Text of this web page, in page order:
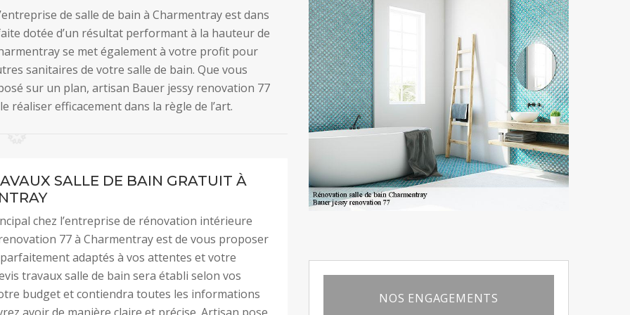
de salle de bain à Charmentray est dans
dotée d’un résultat performant à la hauteur de
se met également à votre profit pour
sanitaires de votre salle de bain. Que vous
sur un plan, artisan Bauer jessy renovation 77
réaliser efficacement dans la règle de l’art.
SALLE DE BAIN GRATUIT À
chez l’entreprise de rénovation intérieure
77 à Charmentray est de vous proposer
adaptés à vos attentes et votre
travaux salle de bain sera établi selon vos
budget et contiendra toutes les informations
NOS ENGAGEMENTS